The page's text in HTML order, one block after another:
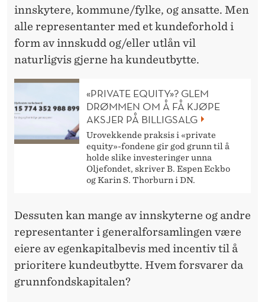
innskytere, kommune/fylke, og ansatte. Men
alle representanter med et kundeforhold i
form av innskudd og/eller utlån vil
naturligvis gjerne ha kundeutbytte.
«PRIVATE EQUITY»? GLEM
DRØMMEN OM Å FÅ KJØPE
AKSJER PÅ BILLIGSALG
Urovekkende praksis i «private
equity»-fondene gir god grunn til å
holde slike investeringer unna
Oljefondet, skriver B. Espen Eckbo
og Karin S. Thorburn i DN.
Dessuten kan mange av innskyterne og andre
representanter i generalforsamlingen være
eiere av egenkapitalbevis med incentiv til å
prioritere kundeutbytte. Hvem forsvarer da
grunnfondskapitalen?